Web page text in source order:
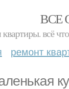
ВСЕ
всё
ремонт